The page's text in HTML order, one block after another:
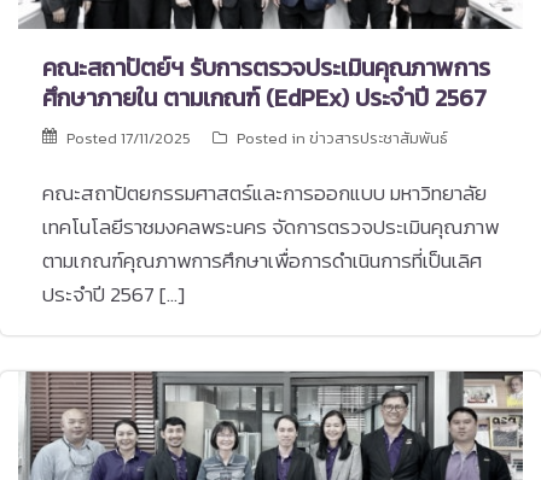
คณะสถาปัตย์ฯ รับการตรวจประเมินคุณภาพการ
ศึกษาภายใน ตามเกณฑ์ (EdPEx) ประจำปี 2567
Posted 17/11/2025 Posted in ข่าวสารประชาสัมพันธ์
คณะสถาปัตยกรรมศาสตร์และการออกแบบ มหาวิทยาลัย
เทคโนโลยีราชมงคลพระนคร จัดการตรวจประเมินคุณภาพ
ตามเกณฑ์คุณภาพการศึกษาเพื่อการดำเนินการที่เป็นเลิศ
ประจำปี 2567 […]